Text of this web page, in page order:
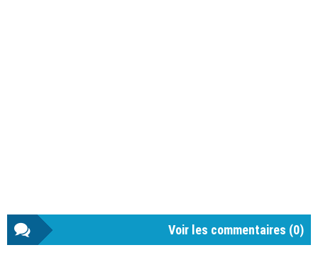
Voir les commentaires (0)